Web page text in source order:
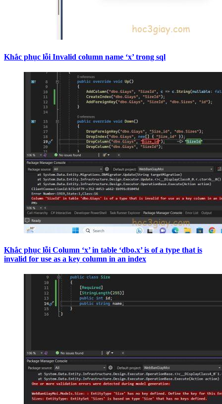
Khắc phục lỗi Invalid column name ‘x’ trong sql
Khắc phục lỗi Column ‘x’ in table ‘dbo.x’ is of a type that is
invalid for use as a key column in an index